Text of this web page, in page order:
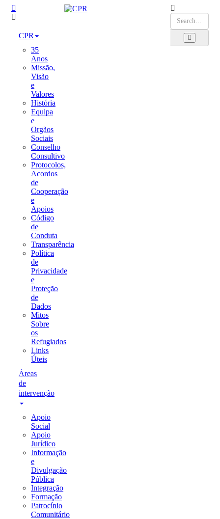
CPR
35
Anos
Missão,
Visão
e
Valores
História
Equipa
e
Orgãos
Sociais
Conselho
Consultivo
Protocolos,
Acordos
de
Cooperação
e
Apoios
Código
de
Conduta
Transparência
Política
de
Privacidade
e
Proteção
de
Dados
Mitos
Sobre
os
Refugiados
Links
Úteis
Áreas
de
intervenção
Apoio
Social
Apoio
Jurídico
Informação
e
Divulgação
Pública
Integração
Formação
Patrocínio
Comunitário